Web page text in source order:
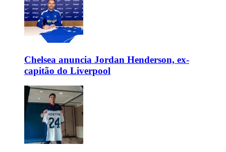
Chelsea anuncia Jordan Henderson, ex-
capitão do Liverpool